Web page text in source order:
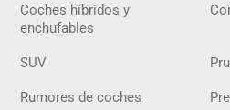
Coches híbridos y
enchufables
SUV
Rumores de coches